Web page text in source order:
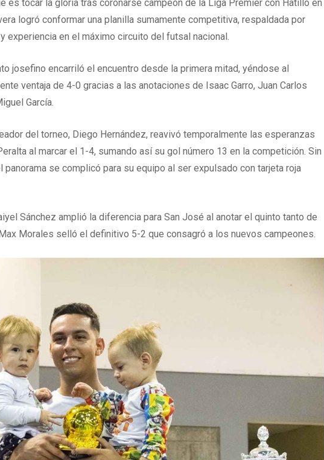
es tocar la gloria tras coronarse campeón de la Liga Premier con Hatillo en
logró conformar una planilla sumamente competitiva, respaldada por
experiencia en el máximo circuito del futsal nacional.
josefino encarriló el encuentro desde la primera mitad, yéndose al
ventaja de 4-0 gracias a las anotaciones de Isaac Garro, Juan Carlos
García.
del torneo, Diego Hernández, reavivó temporalmente las esperanzas
al marcar el 1-4, sumando así su gol número 13 en la competición. Sin
panorama se complicó para su equipo al ser expulsado con tarjeta roja
Sánchez amplió la diferencia para San José al anotar el quinto tanto de
Morales selló el definitivo 5-2 que consagró a los nuevos campeones.